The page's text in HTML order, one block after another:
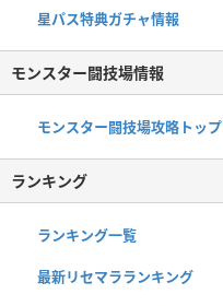
星パス特典ガチャ情報
モンスター闘技場情報
モンスター闘技場攻略トップ
ランキング
ランキング一覧
最新リセマラランキング